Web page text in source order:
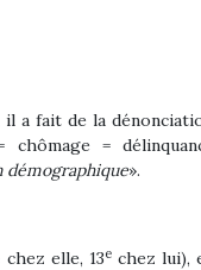
il a fait de la
chômage =
démographique».
elle, 13echez lui),